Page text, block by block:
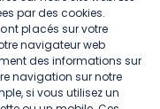
par des cookies.
placés sur votre
navigateur web
des informations sur
navigation sur notre
si vous utilisez un